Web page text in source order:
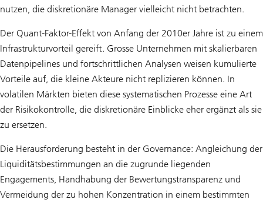
nutzen, die diskretionäre Manager vielleicht nicht betrachten.
Der Quant-Faktor-Effekt von Anfang der 2010er Jahre ist zu einem
Infrastrukturvorteil gereift. Grosse Unternehmen mit skalierbaren
Datenpipelines und fortschrittlichen Analysen weisen kumulierte
Vorteile auf, die kleine Akteure nicht replizieren können. In
volatilen Märkten bieten diese systematischen Prozesse eine Art
der Risikokontrolle, die diskretionäre Einblicke eher ergänzt als sie
zu ersetzen.
Die Herausforderung besteht in der Governance: Angleichung der
Liquiditätsbestimmungen an die zugrunde liegenden
Engagements, Handhabung der Bewertungstransparenz und
Vermeidung der zu hohen Konzentration in einem bestimmten